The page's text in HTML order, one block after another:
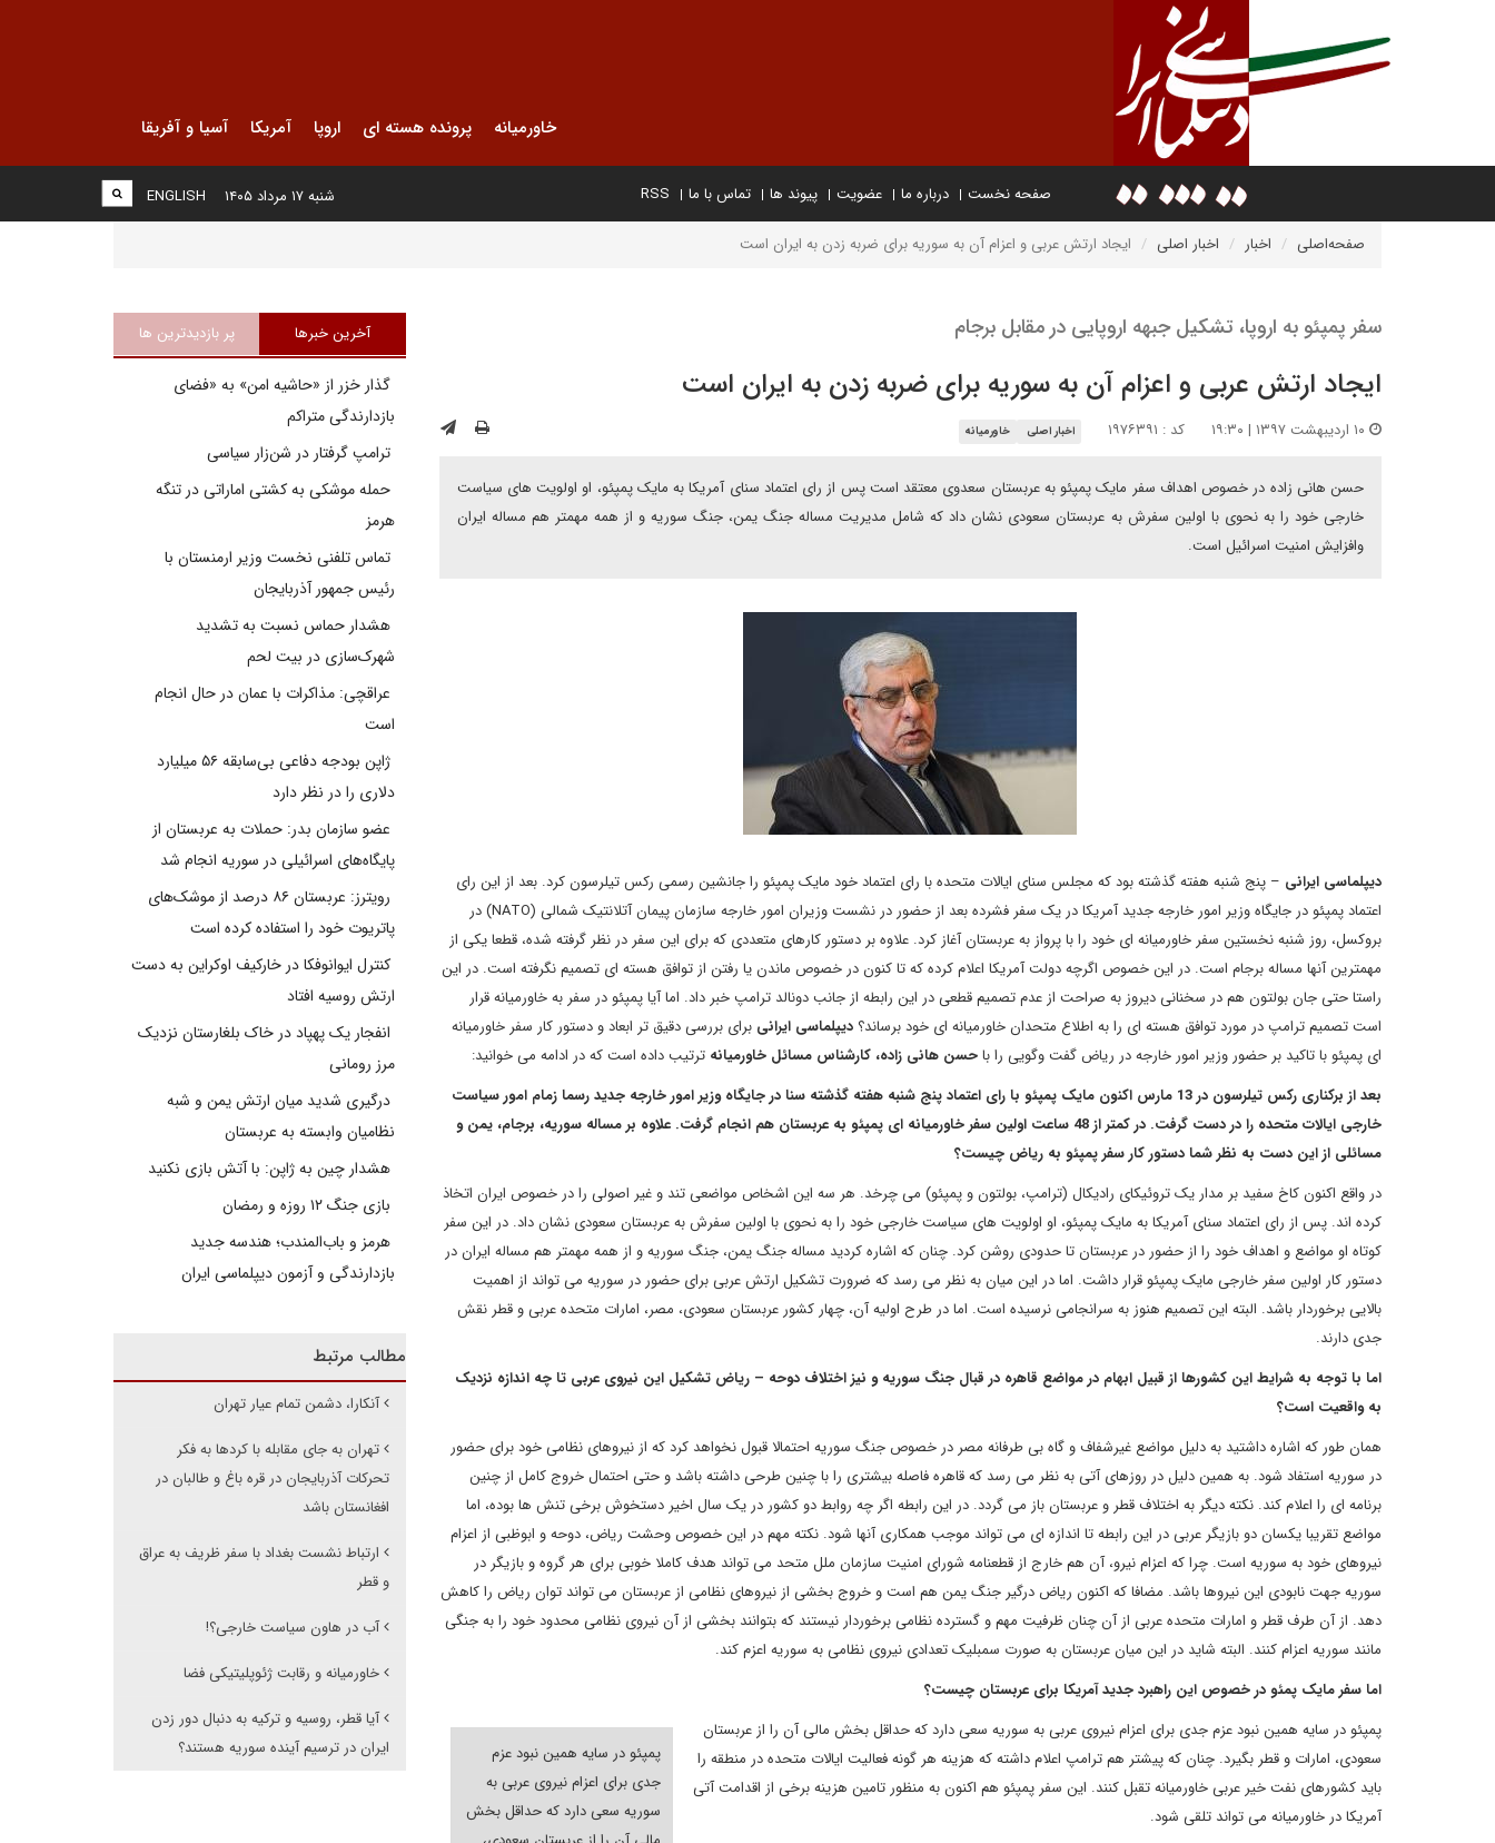
خاورمیانه پرونده هسته ای اروپا آمریکا آسیا و آفریقا
صفحه نخست درباره ما عضویت پیوند ها تماس با ما RSS
ENGLISH شنبه ۱۷ مرداد ۱۴۰۵
صفحه‌اصلی اخبار اخبار اصلی ایجاد ارتش عربی و اعزام آن به سوریه برای ضربه زدن به ایران است
سفر پمپئو به اروپا، تشکیل جبهه اروپایی در مقابل برجام
ایجاد ارتش عربی و اعزام آن به سوریه برای ضربه زدن به ایران است
کد : ۱۹۷۶۳۹۱ اخبار اصلی خاورمیانه
حسن هانی زاده در خصوص اهداف سفر مایک پمپئو به عربستان سعدوی معتقد است پس از رای اعتماد سنای آمریکا به مایک پمپئو، او اولویت های سیاست
خارجی خود را به نحوی با اولین سفرش به عربستان سعودی نشان داد که شامل مدیریت مساله جنگ یمن، جنگ سوریه و از همه مهمتر هم مساله ایران
وافزایش امنیت اسرائیل است.
دیپلماسی ایرانی – پنج شنبه هفته گذشته بود که مجلس سنای ایالات متحده با رای اعتماد خود مایک پمپئو را جانشین رسمی رکس تیلرسون کرد. بعد از این رای
اعتماد پمپئو در جایگاه وزیر امور خارجه جدید آمریکا در یک سفر فشرده بعد از حضور در نشست وزیران امور خارجه سازمان پیمان آتلانتیک شمالی (NATO) در
بروکسل، روز شنبه نخستین سفر خاورمیانه ای خود را با پرواز به عربستان آغاز کرد. علاوه بر دستور کارهای متعددی که برای این سفر در نظر گرفته شده، قطعا یکی از
مهمترین آنها مساله برجام است. در این خصوص اگرچه دولت آمریکا اعلام کرده که تا کنون در خصوص ماندن یا رفتن از توافق هسته ای تصمیم نگرفته است. در این
راستا حتی جان بولتون هم در سخنانی دیروز به صراحت از عدم تصمیم قطعی در این رابطه از جانب دونالد ترامپ خبر داد. اما آیا پمپئو در سفر به خاورمیانه قرار
است تصمیم ترامپ در مورد توافق هسته ای را به اطلاع متحدان خاورمیانه ای خود برساند؟ دیپلماسی ایرانی برای بررسی دقیق تر ابعاد و دستور کار سفر خاورمیانه
ای پمپئو با تاکید بر حضور وزیر امور خارجه در ریاض گفت وگویی را باحسن هانی زاده، کارشناس مسائل خاورمیانه ترتیب داده است که در ادامه می خوانید:
بعد از برکناری رکس تیلرسون در 13 مارس اکنون مایک پمپئو با رای اعتماد پنج شنبه هفته گذشته سنا در جایگاه وزیر امور خارجه جدید رسما زمام امور سیاست
خارجی ایالات متحده را در دست گرفت. در کمتر از 48 ساعت اولین سفر خاورمیانه ای پمپئو به عربستان هم انجام گرفت. علاوه بر مساله سوریه، برجام، یمن و
مسائلی از این دست به نظر شما دستور کار سفر پمپئو به ریاض چیست؟
در واقع اکنون کاخ سفید بر مدار یک تروئیکای رادیکال (ترامپ، بولتون و پمپئو) می چرخد. هر سه این اشخاص مواضعی تند و غیر اصولی را در خصوص ایران اتخاذ
کرده اند. پس از رای اعتماد سنای آمریکا به مایک پمپئو، او اولویت های سیاست خارجی خود را به نحوی با اولین سفرش به عربستان سعودی نشان داد. در این سفر
کوتاه او مواضع و اهداف خود را از حضور در عربستان تا حدودی روشن کرد. چنان که اشاره کردید مساله جنگ یمن، جنگ سوریه و از همه مهمتر هم مساله ایران در
دستور کار اولین سفر خارجی مایک پمپئو قرار داشت. اما در این میان به نظر می رسد که ضرورت تشکیل ارتش عربی برای حضور در سوریه می تواند از اهمیت
بالایی برخوردار باشد. البته این تصمیم هنوز به سرانجامی نرسیده است. اما در طرح اولیه آن، چهار کشور عربستان سعودی، مصر، امارات متحده عربی و قطر نقش
جدی دارند.
اما با توجه به شرایط این کشورها از قبیل ابهام در مواضع قاهره در قبال جنگ سوریه و نیز اختلاف دوحه – ریاض تشکیل این نیروی عربی تا چه اندازه نزدیک
به واقعیت است؟
همان طور که اشاره داشتید به دلیل مواضع غیرشفاف و گاه بی طرفانه مصر در خصوص جنگ سوریه احتمالا قبول نخواهد کرد که از نیروهای نظامی خود برای حضور
در سوریه استفاد شود. به همین دلیل در روزهای آتی به نظر می رسد که قاهره فاصله بیشتری را با چنین طرحی داشته باشد و حتی احتمال خروج کامل از چنین
برنامه ای را اعلام کند. نکته دیگر به اختلاف قطر و عربستان باز می گردد. در این رابطه اگر چه روابط دو کشور در یک سال اخیر دستخوش برخی تنش ها بوده، اما
مواضع تقریبا یکسان دو بازیگر عربی در این رابطه تا اندازه ای می تواند موجب همکاری آنها شود. نکته مهم در این خصوص وحشت ریاض، دوحه و ابوظبی از اعزام
نیروهای خود به سوریه است. چرا که اعزام نیرو، آن هم خارج از قطعنامه شورای امنیت سازمان ملل متحد می تواند هدف کاملا خوبی برای هر گروه و بازیگر در
سوریه جهت نابودی این نیروها باشد. مضافا که اکنون ریاض درگیر جنگ یمن هم است و خروج بخشی از نیروهای نظامی از عربستان می تواند توان ریاض را کاهش
دهد. از آن طرف قطر و امارات متحده عربی از آن چنان ظرفیت مهم و گسترده نظامی برخوردار نیستند که بتوانند بخشی از آن نیروی نظامی محدود خود را به جنگی
مانند سوریه اعزام کنند. البته شاید در این میان عربستان به صورت سمبلیک تعدادی نیروی نظامی به سوریه اعزم کند.
اما سفر مایک پمئو در خصوص این راهبرد جدید آمریکا برای عربستان چیست؟
پمپئو در سایه همین نبود عزم
جدی برای اعزام نیروی عربی به
سوریه سعی دارد که حداقل بخش
پمپئو در سایه همین نبود عزم جدی برای اعزام نیروی عربی به سوریه سعی دارد که حداقل بخش مالی آن را از عربستان
سعودی، امارات و قطر بگیرد. چنان که پیشتر هم ترامپ اعلام داشته که هزینه هر گونه فعالیت ایالات متحده در منطقه را
باید کشورهای نفت خیر عربی خاورمیانه تقبل کنند. این سفر پمپئو هم اکنون به منظور تامین هزینه برخی از اقدامت آتی
آمریکا در خاورمیانه می تواند تلقی شود.
آخرین خبرها پر بازدیدترین ها
گذار خزر از «حاشیه امن» به «فضای
بازدارندگی متراکم
ترامپ گرفتار در شن‌زار سیاسی
حمله موشکی به کشتی اماراتی در تنگه
هرمز
تماس تلفنی نخست وزیر ارمنستان با
رئیس جمهور آذربایجان
هشدار حماس نسبت به تشدید
شهرک‌سازی در بیت‌ لحم
عراقچی: مذاکرات با عمان در حال انجام
است
ژاپن بودجه دفاعی بی‌سابقه ۵۶ میلیارد
دلاری را در نظر دارد
عضو سازمان بدر: حملات به عربستان از
پایگاه‌های اسرائیلی در سوریه انجام شد
رویترز: عربستان ۸۶ درصد از موشک‌های
پاتریوت خود را استفاده کرده است
کنترل ایوانوفکا در خارکیف اوکراین به دست
ارتش روسیه افتاد
انفجار یک پهپاد در خاک بلغارستان نزدیک
مرز رومانی
درگیری شدید میان ارتش یمن و شبه
نظامیان وابسته به عربستان
هشدار چین به ژاپن: با آتش بازی نکنید
بازی جنگ ۱۲ روزه و رمضان
هرمز و باب‌المندب؛ هندسه جدید
بازدارندگی و آزمون دیپلماسی ایران
مطالب مرتبط
آنکارا، دشمن تمام عیار تهران
تهران به جای مقابله با کردها به فکر
تحرکات آذربایجان در قره باغ و طالبان در
افغانستان باشد
ارتباط نشست بغداد با سفر ظریف به عراق
و قطر
آب در هاون سیاست خارجی؟!
خاورمیانه و رقابت ژئوپلیتیکی فضا
آیا قطر، روسیه و ترکیه به دنبال دور زدن
ایران در ترسیم آینده سوریه هستند؟